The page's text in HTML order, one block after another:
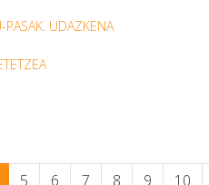
PASAK. UDAZKENA
5 6 7 8 9 10